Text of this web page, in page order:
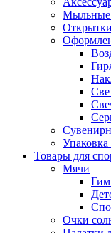
Мыльные
Открытки
Упаковка
Товары для
Мячи
Очки